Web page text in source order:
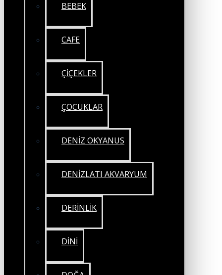
BEBEK
CAFE
ÇİÇEKLER
ÇOCUKLAR
DENİZ OKYANUS
DENİZLATI AKVARYUM
DERİNLİK
DİNİ